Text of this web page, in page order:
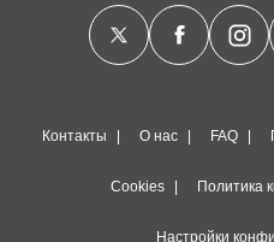
Контакты О нас FAQ
Cookies Политика
Настройки